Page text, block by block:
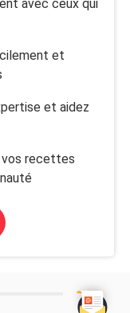
avec ceux qui
et
et aidez
vos recettes